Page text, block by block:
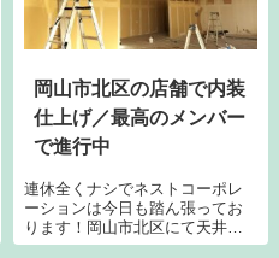
岡山市北区の店舗で内装
仕上げ／最高のメンバー
で進行中
連休全くナシでネストコーポレ
ーションは今日も踏ん張ってお
ります！岡山市北区にて天井や
壁の造作も終わり、いよいよ内